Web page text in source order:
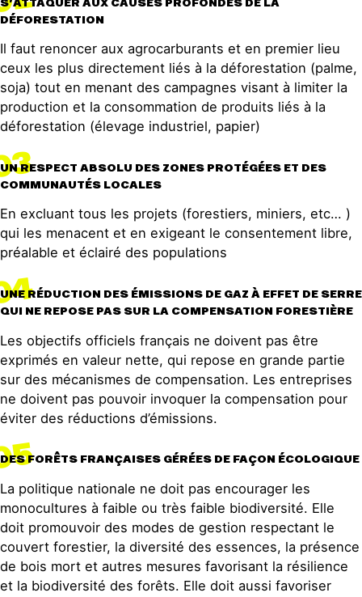
parcelles et il se trouve toujours des
écouler cette nouvelle production.
S’ATTAQUER AUX CAUSES PROFONDES DE LA
DÉFORESTATION
Il faut renoncer aux agrocarburants et en premier lieu
ceux les plus directement liés à la déforestation (palme,
soja) tout en menant des campagnes visant à limiter la
production et la consommation de produits liés à la
déforestation (élevage industriel, papier)
UN RESPECT ABSOLU DES ZONES PROTÉGÉES ET DES
COMMUNAUTÉS LOCALES
En excluant tous les projets (forestiers, miniers, etc… )
qui les menacent et en exigeant le consentement libre,
préalable et éclairé des populations
UNE RÉDUCTION DES ÉMISSIONS DE GAZ À EFFET DE SERRE
QUI NE REPOSE PAS SUR LA COMPENSATION FORESTIÈRE
Les objectifs officiels français ne doivent pas être
exprimés en valeur nette, qui repose en grande partie
sur des mécanismes de compensation. Les entreprises
ne doivent pas pouvoir invoquer la compensation pour
éviter des réductions d’émissions.
DES FORÊTS FRANÇAISES GÉRÉES DE FAÇON ÉCOLOGIQUE
La politique nationale ne doit pas encourager les
monocultures à faible ou très faible biodiversité. Elle
doit promouvoir des modes de gestion respectant le
couvert forestier, la diversité des essences, la présence
de bois mort et autres mesures favorisant la résilience
et la biodiversité des forêts. Elle doit aussi favoriser